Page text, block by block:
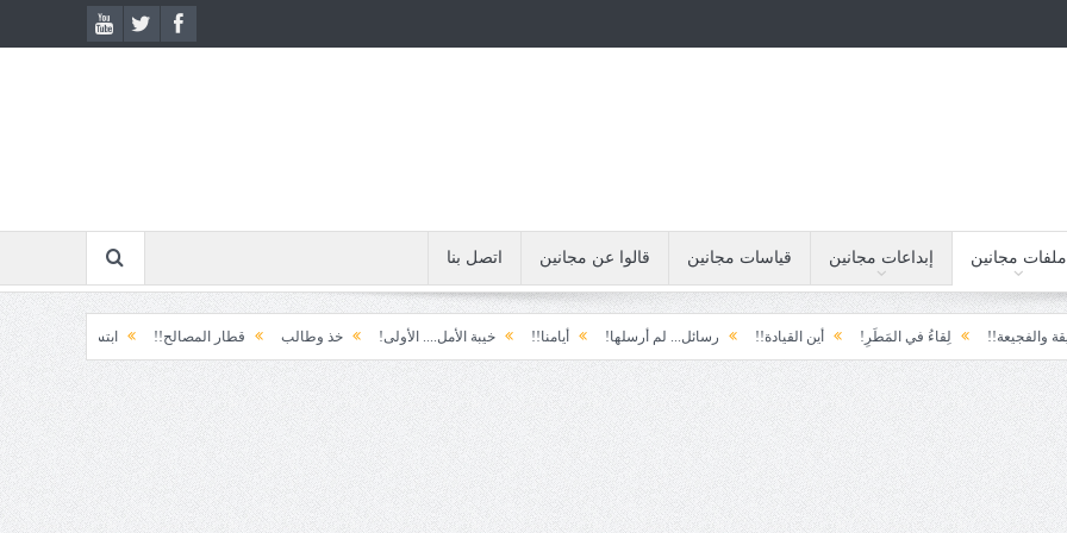
ملفات مجانين إبداعات مجانين قياسات مجانين قالوا عن مجانين اتصل بنا
لِقاءُ في المَطَرِ! أين القيادة!! رسائل... لم أرسلها! أيامنا!! خيبة الأمل.... الأولى! خذ وطالب قطار المصالح!! ابتسامة الطوارئ! المكوّن